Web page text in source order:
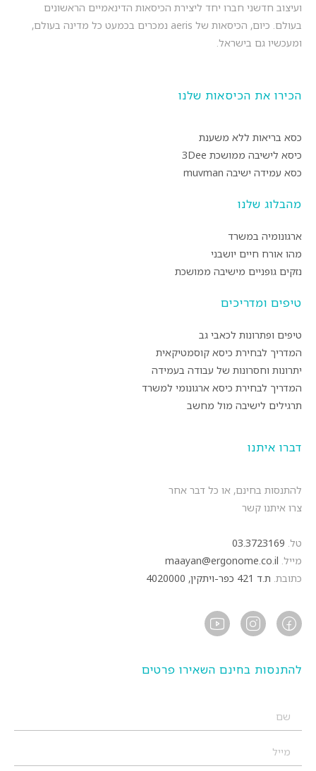
ועיצוב חדשני חברו יחד ליצירת הכיסאות הדינאמיים הראשונים
בעולם. כיום, הכיסאות של aeris נמכרים בכמעט כל מדינה בעולם,
ומעכשיו גם בישראל.
הכירו את הכיסאות שלנו
כסא בריאות ללא משענת
כיסא לישיבה ממושכת 3Dee
כסא עמידה ישיבה muvman
מהבלוג שלנו
ארגונומיה במשרד
מהו אורח חיים יושבני
נזקים גופניים מישיבה ממושכת
טיפים ומדריכים
טיפים ופתרונות לכאבי גב
המדריך לבחירת כיסא קוסמטיקאית
יתרונות וחסרונות של עבודה בעמידה
המדריך לבחירת כיסא ארגונומי למשרד
תרגילים לישיבה מול מחשב
דברו איתנו
להתנסות בחינם, או כל דבר אחר
צרו איתנו קשר
טל. 03.3723169
מייל. maayan@ergonome.co.il
כתובת. ת.ד 421 כפר-ויתקין, 4020000
להתנסות בחינם השאירו פרטים